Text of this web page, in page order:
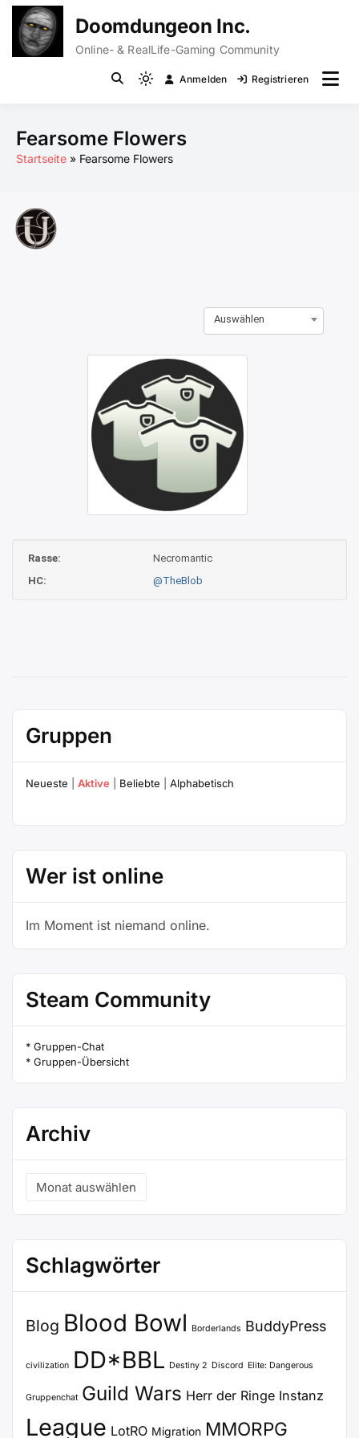
Zum
Inhalt
springen
Doomdungeon Inc.
Online- & RealLife-Gaming Community
Light
to
switch
Anmelden Registrieren
Fearsome Flowers
Startseite Fearsome Flowers
Auswählen
Rasse:
Necromantic
HC:
@TheBlob
Gruppen
Neueste Aktive Beliebte Alphabetisch
Wer ist online
Im Moment ist niemand online.
Steam Community
* Gruppen-Chat
* Gruppen-Übersicht
Archiv
Archiv
Schlagwörter
Blog Blood Bowl Borderlands BuddyPress
civilization DD*BBL Destiny 2 Discord Elite: Dangerous
Gruppenchat Guild Wars Herr der Ringe Instanz
League LotRO Migration MMORPG